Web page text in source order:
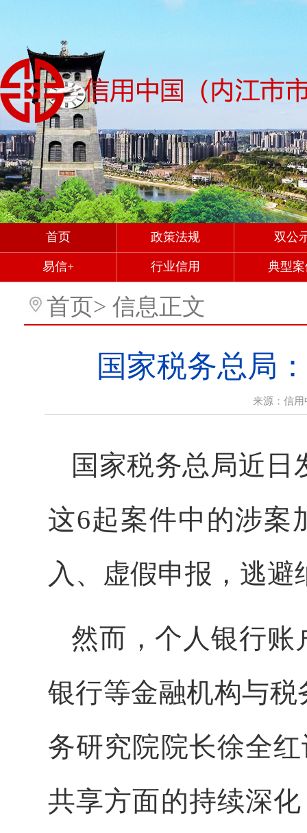
首页 政策法规 双公
易信+ 行业信用 典型
首页> 信息正文
国家税务总局
来源： 信用
国家税务总局近
这6起案件中的涉案
入、虚假申报，逃避
然而，个人银行账
银行等金融机构与
务研究院院长徐全
共享方面的持续深